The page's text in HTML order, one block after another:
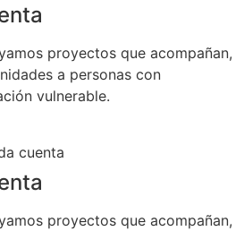
proyectos que acompañan,
a personas con
vulnerable.
proyectos que acompañan,